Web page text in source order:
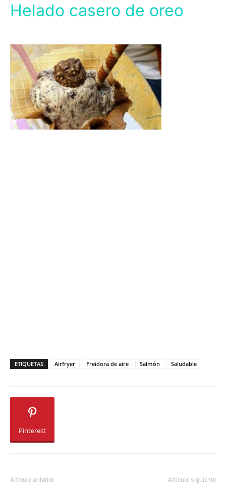
Helado casero de oreo
ETIQUETAS Airfryer Freidora de aire Salmón Saludable
Pinterest
Artículo anterior Artículo siguiente